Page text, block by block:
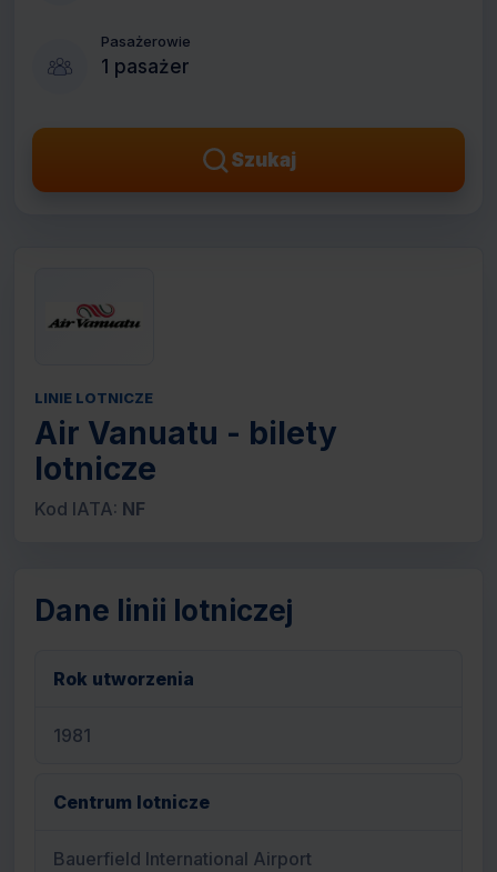
Pasażerowie
1 pasażer
Szukaj
LINIE LOTNICZE
Air Vanuatu - bilety
lotnicze
Kod IATA: NF
Dane linii lotniczej
Rok utworzenia
1981
Centrum lotnicze
Bauerfield International Airport